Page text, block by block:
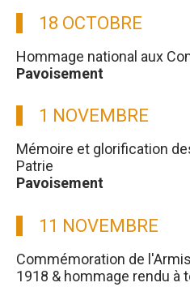
18 OCTOBRE
Hommage national aux
Pavoisement
1 NOVEMBRE
Mémoire et glorification
Patrie
Pavoisement
11 NOVEMBRE
Commémoration de
1918 & hommage rendu à